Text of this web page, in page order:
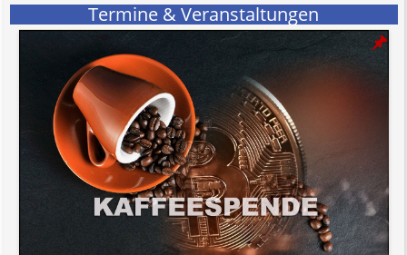
Termine & Veranstaltungen